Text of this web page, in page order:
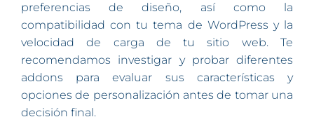
preferencias de diseño, así como la
compatibilidad con tu tema de WordPress y la
velocidad de carga de tu sitio web. Te
recomendamos investigar y probar diferentes
addons para evaluar sus características y
opciones de personalización antes de tomar una
decisión final.